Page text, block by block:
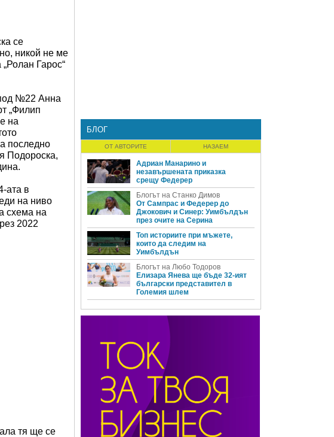
се
никой не ме
Гарос“
№22 Анна
„Филип
на
последно
Подороска,
ата в
на ниво
схема на
2022
тя ще се
БЛОГ
ОТ АВТОРИТЕ НАЗАЕМ
Адриан Манарино и
незавършената приказка
срещу Федерер
Блогът на Станко Димов
От Сампрас и Федерер до
Джокович и Синер: Уимбълдън
през очите на Серина
Топ историите при мъжете,
които да следим на
Уимбълдън
Блогът на Любо Тодоров
Елизара Янева ще бъде 32-ият
български представител в
Големия шлем